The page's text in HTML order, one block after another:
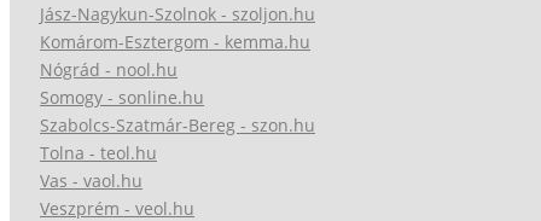
Jász-Nagykun-Szolnok - szoljon.hu
Komárom-Esztergom - kemma.hu
Nógrád - nool.hu
Somogy - sonline.hu
Szabolcs-Szatmár-Bereg - szon.hu
Tolna - teol.hu
Vas - vaol.hu
Veszprém - veol.hu